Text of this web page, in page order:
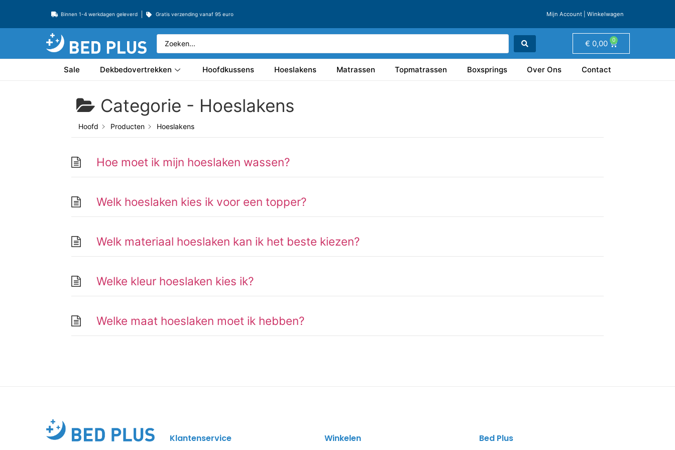
Binnen 1-4 werkdagen geleverd Gratis verzending vanaf 95 euro Mijn Account| Winkelwagen
€ 0,00 0
Sale Dekbedovertrekken Hoofdkussens Hoeslakens Matrassen Topmatrassen Boxsprings Over Ons Contact
Categorie - Hoeslakens
Hoofd Producten Hoeslakens
Hoe moet ik mijn hoeslaken wassen?
Welk hoeslaken kies ik voor een topper?
Welk materiaal hoeslaken kan ik het beste kiezen?
Welke kleur hoeslaken kies ik?
Welke maat hoeslaken moet ik hebben?
Klantenservice Winkelen Bed Plus